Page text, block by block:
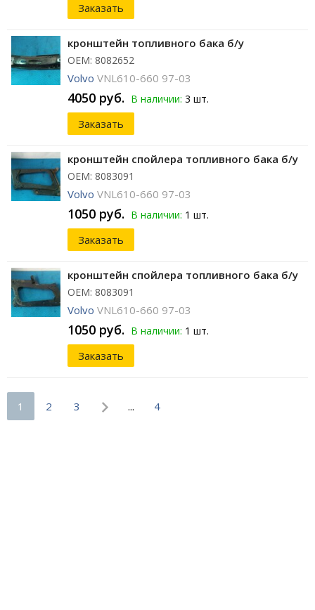
Заказать
кронштейн топливного бака б/у
ОЕМ: 8082652
Volvo VNL610-660 97-03
4050 руб. В наличии: 3 шт.
Заказать
кронштейн спойлера топливного бака б/у
ОЕМ: 8083091
Volvo VNL610-660 97-03
1050 руб. В наличии: 1 шт.
Заказать
кронштейн спойлера топливного бака б/у
ОЕМ: 8083091
Volvo VNL610-660 97-03
1050 руб. В наличии: 1 шт.
Заказать
1 2 3 ... 4